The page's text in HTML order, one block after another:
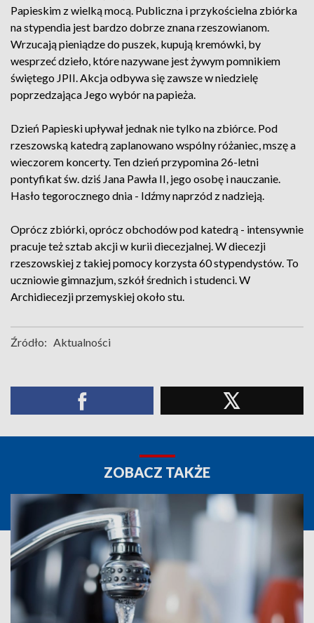
Papieskim z wielką mocą. Publiczna i przykościelna zbiórka
na stypendia jest bardzo dobrze znana rzeszowianom.
Wrzucają pieniądze do puszek, kupują kremówki, by
wesprzeć dzieło, które nazywane jest żywym pomnikiem
świętego JPII. Akcja odbywa się zawsze w niedzielę
poprzedzająca Jego wybór na papieża.
Dzień Papieski upływał jednak nie tylko na zbiórce. Pod
rzeszowską katedrą zaplanowano wspólny różaniec, mszę a
wieczorem koncerty. Ten dzień przypomina 26-letni
pontyfikat św. dziś Jana Pawła II, jego osobę i nauczanie.
Hasło tegorocznego dnia - Idźmy naprzód z nadzieją.
Oprócz zbiórki, oprócz obchodów pod katedrą - intensywnie
pracuje też sztab akcji w kurii diecezjalnej. W diecezji
rzeszowskiej z takiej pomocy korzysta 60 stypendystów. To
uczniowie gimnazjum, szkół średnich i studenci. W
Archidiecezji przemyskiej około stu.
Źródło: Aktualności
ZOBACZ TAKŻE